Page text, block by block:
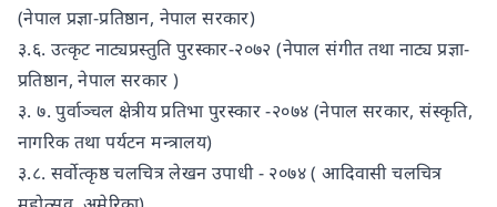
(नेपाल प्रज्ञा-प्रतिष्ठान, नेपाल सरकार)
३.६. उत्कृट नाट्यप्रस्तुति पुरस्कार-२०७२ (नेपाल संगीत तथा नाट्य प्रज्ञा-
प्रतिष्ठान, नेपाल सरकार )
३. ७. पुर्वाञ्चल क्षेत्रीय प्रतिभा पुरस्कार -२०७४ (नेपाल सरकार, संस्कृति,
नागरिक तथा पर्यटन मन्त्रालय)
३.८. सर्वोत्कृष्ठ चलचित्र लेखन उपाधी - २०७४ ( आदिवासी चलचित्र